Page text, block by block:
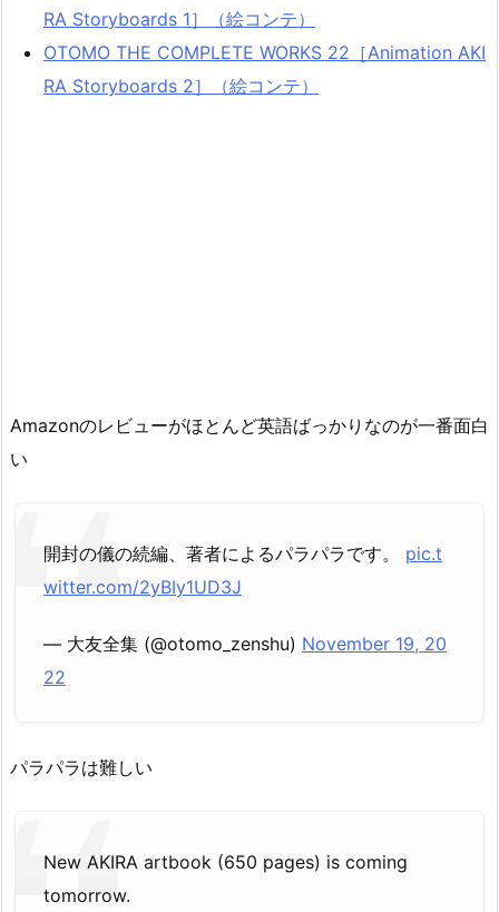
RA Storyboards 1］（絵コンテ）
OTOMO THE COMPLETE WORKS 22［Animation AKI
RA Storyboards 2］（絵コンテ）
Amazonのレビューがほとんど英語ばっかりなのが一番面白
い
開封の儀の続編、著者によるパラパラです。 pic.t
witter.com/2yBIy1UD3J
— 大友全集 (@otomo_zenshu) November 19, 20
22
パラパラは難しい
New AKIRA artbook (650 pages) is coming
tomorrow.